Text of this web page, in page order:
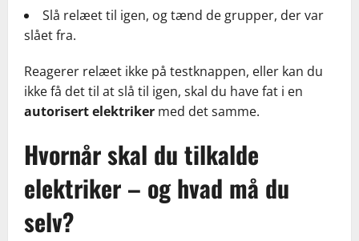
Slå relæet til igen, og tænd de grupper, der var
slået fra.
Reagerer relæet ikke på testknappen, eller kan du
ikke få det til at slå til igen, skal du have fat i en
autorisert elektriker med det samme.
Hvornår skal du tilkalde
elektriker – og hvad må du
selv?